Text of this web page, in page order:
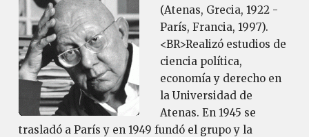
(Atenas, Grecia, 1922 -
París, Francia, 1997).
<BR>Realizó estudios de
ciencia política,
economía y derecho en
la Universidad de
Atenas. En 1945 se
trasladó a París y en 1949 fundó el grupo y la